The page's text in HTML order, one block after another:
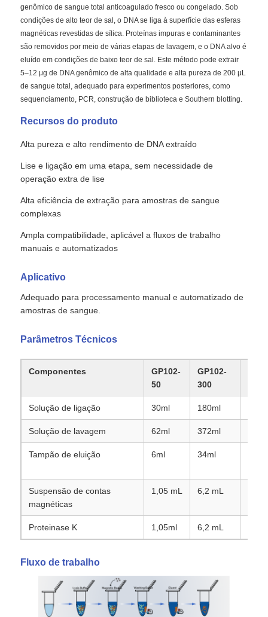
Para casa
Sobre nós
genômico de sangue total anticoagulado fresco ou congelado. Sob
condições de alto teor de sal, o DNA se liga à superfície das esferas
magnéticas revestidas de sílica. Proteínas impuras e contaminantes
são removidos por meio de várias etapas de lavagem, e o DNA alvo é
eluído em condições de baixo teor de sal. Este método pode extrair
5–12 μg de DNA genômico de alta qualidade e alta pureza de 200 μL
de sangue total, adequado para experimentos posteriores, como
sequenciamento, PCR, construção de biblioteca e Southern blotting.
Recursos do produto
Alta pureza e alto rendimento de DNA extraído
Lise e ligação em uma etapa, sem necessidade de
operação extra de lise
Alta eficiência de extração para amostras de sangue
complexas
Ampla compatibilidade, aplicável a fluxos de trabalho
manuais e automatizados
Aplicativo
Adequado para processamento manual e automatizado de
amostras de sangue.
Parâmetros Técnicos
Componentes
GP102-
50
GP102-
300
Solução de ligação 30ml 180ml
Solução de lavagem 62ml 372ml
Tampão de eluição 6ml 34ml
Suspensão de contas
magnéticas
1,05 mL 6,2 mL
Proteinase K 1,05ml 6,2 mL
Fluxo de trabalho